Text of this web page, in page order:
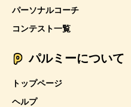
パーソナルコーチ
コンテスト一覧
パルミーについて
トップページ
ヘルプ